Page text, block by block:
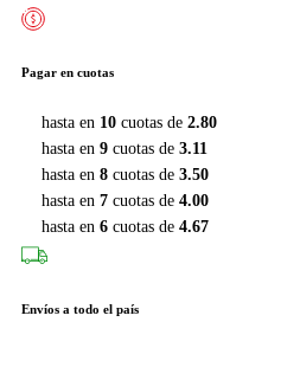
Pagar en cuotas
hasta en 10 cuotas de 2.80
hasta en 9 cuotas de 3.11
hasta en 8 cuotas de 3.50
hasta en 7 cuotas de 4.00
hasta en 6 cuotas de 4.67
Envíos a todo el país